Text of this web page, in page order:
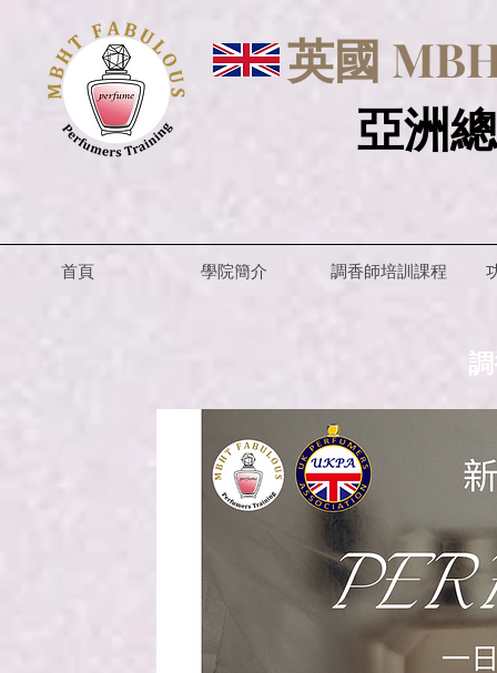
英國
亞洲
首頁 學院簡介 調香師培訓課程